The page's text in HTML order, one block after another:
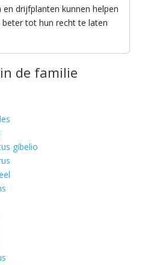
drijfplanten kunnen helpen
tot hun recht te laten
de familie
gibelio